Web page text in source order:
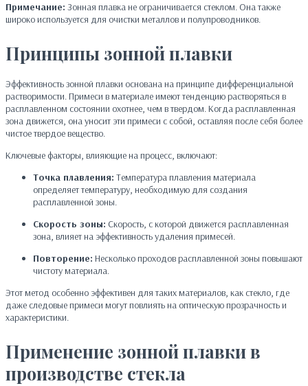
Примечание: Зонная плавка не ограничивается стеклом. Она также
широко используется для очистки металлов и полупроводников.
Принципы зонной плавки
Эффективность зонной плавки основана на принципе дифференциальной
растворимости. Примеси в материале имеют тенденцию растворяться в
расплавленном состоянии охотнее, чем в твердом. Когда расплавленная
зона движется, она уносит эти примеси с собой, оставляя после себя более
чистое твердое вещество.
Ключевые факторы, влияющие на процесс, включают:
Точка плавления: Температура плавления материала
определяет температуру, необходимую для создания
расплавленной зоны.
Скорость зоны: Скорость, с которой движется расплавленная
зона, влияет на эффективность удаления примесей.
Повторение: Несколько проходов расплавленной зоны повышают
чистоту материала.
Этот метод особенно эффективен для таких материалов, как стекло, где
даже следовые примеси могут повлиять на оптическую прозрачность и
характеристики.
Применение зонной плавки в
производстве стекла